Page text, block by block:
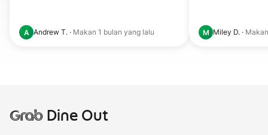
A Andrew T. · Makan 1 bulan yang lalu M Miley D. ·
GrabDine Out